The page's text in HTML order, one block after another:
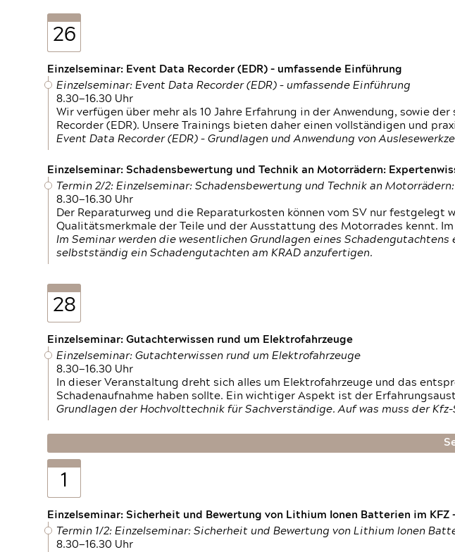
26
Einzelseminar: Event Data Recorder (EDR) – umfassende Einführung
Einzelseminar: Event Data Recorder (EDR) – umfassende Einführung
8.30—16.30 Uhr
Wir verfügen über mehr als 10 Jahre Erfahrung in der Anwendung, sowie
Recorder (EDR). Unsere Trainings bieten daher einen vollständigen und
Event Data Recorder (EDR) – Grundlagen und Anwendung von
Einzelseminar: Schadensbewertung und Technik an Motorrädern:
Termin 2/2: Einzelseminar: Schadensbewertung und Technik an
8.30—16.30 Uhr
Der Reparaturweg und die Reparaturkosten können vom SV nur
Qualitätsmerkmale der Teile und der Ausstattung des Motorrades kennt.
Im Seminar werden die wesentlichen Grundlagen eines
selbstständig ein Schadengutachten am KRAD anzufertigen.
28
Einzelseminar: Gutachterwissen rund um Elektrofahrzeuge
Einzelseminar: Gutachterwissen rund um Elektrofahrzeuge
8.30—16.30 Uhr
In dieser Veranstaltung dreht sich alles um Elektrofahrzeuge und das
Schadenaufnahme haben sollte. Ein wichtiger Aspekt ist der
Grundlagen der Hochvolttechnik für Sachverständige. Auf was muss der
1
Einzelseminar: Sicherheit und Bewertung von Lithium Ionen Batterien im
Termin 1/2: Einzelseminar: Sicherheit und Bewertung von Lithium Ionen
8.30—16.30 Uhr